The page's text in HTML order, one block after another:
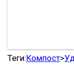
Теги:Компост>